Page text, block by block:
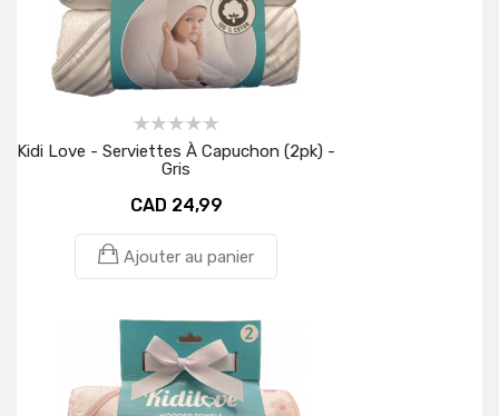
Kidi Love - Serviettes À Capuchon (2pk) -
Gris
CAD 24,99
Ajouter au panier